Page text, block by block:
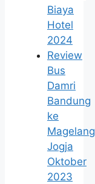
Biaya
Hotel
2024
Review
Bus
Damri
Bandung
ke
Magelang
Jogja
Oktober
2023